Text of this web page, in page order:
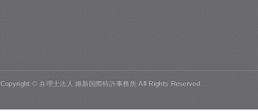
Copyright ©弁理士法人 維新国際特許事務所All Rights Reserved.